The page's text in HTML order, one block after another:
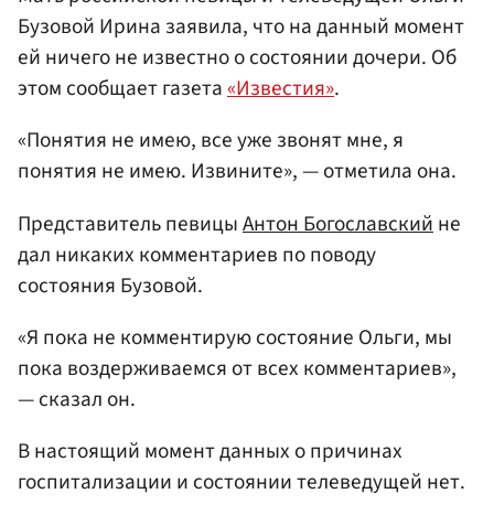
Бузовой Ирина заявила, что на данный момент
ей ничего не известно о состоянии дочери. Об
этом сообщает газета«Известия».
«Понятия не имею, все уже звонят мне, я
понятия не имею. Извините», — отметила она.
Представитель певицыАнтон Богославский не
дал никаких комментариев по поводу
состояния Бузовой.
«Я пока не комментирую состояние Ольги, мы
пока воздерживаемся от всех комментариев»,
— сказал он.
В настоящий момент данных о причинах
госпитализации и состоянии телеведущей нет.